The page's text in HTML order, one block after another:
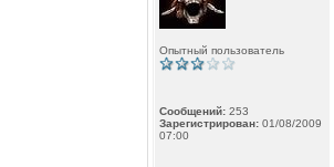
Опытный пользователь
Сообщений: 253
Зарегистрирован: 01/08/2009
07:00